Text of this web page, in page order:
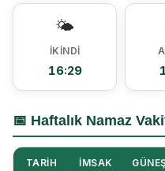
🌤️
İKINDI
16:29
📅 Haftalık Namaz
TARIH İMSAK